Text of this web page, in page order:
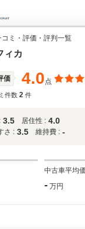
ミ・評価・評判一覧
ィカ
価 4.0点
件数 2 件
3.5 居住性 : 4.0
さ : 3.5 維持費 : -
中古車平均
-万円